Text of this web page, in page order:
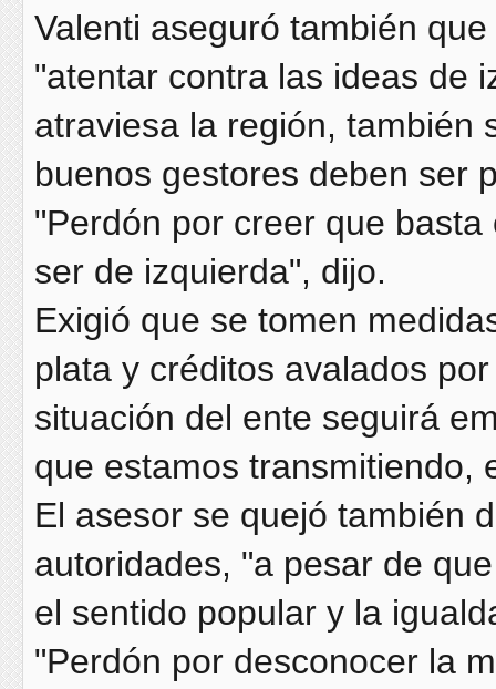
Valenti aseguró también
"atentar contra las ideas de
atraviesa la región, también
buenos gestores deben ser
"Perdón por creer que
ser de izquierda", dijo.
Exigió que se tomen
plata y créditos avalados
situación del ente seguirá
que estamos transmitiendo,
El asesor se quejó también
autoridades, "a pesar de
el sentido popular y la
"Perdón por desconocer la